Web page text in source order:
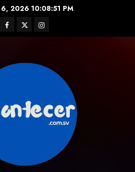
2026 10:08:52 PM
Facebook
TwitterInstagram